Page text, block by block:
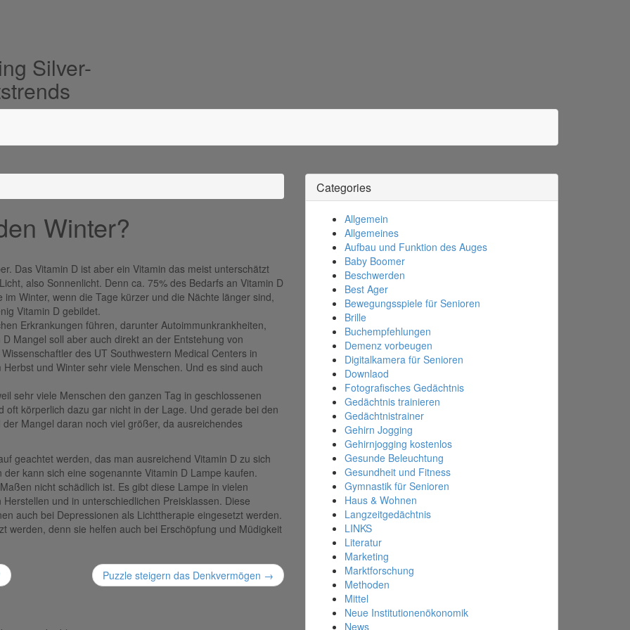
Silver-
Winter?
Das Vitamin D ist aber ein Vitamin das meist unterschätzt
also Sonnenlicht. Denn ca. 75% des Bedarfs an Vitamin D
Winter, wenn die Tage kürzer und die Nächte länger sind,
Vitamin D gebildet.
Erkrankungen führen, darunter Autoimmunkrankheiten,
Mangel soll aber auch direkt an der Entstehung von
des UT Southwestern Medical Centers in
und Winter sehr viele Menschen. Und es sind auch
sehr viele Menschen den ganzen Tag in geschlossenen
körperlich dazu gar nicht in der Lage. Und gerade bei den
Mangel daran noch viel größer, da ausreichendes
geachtet werden, das man ausreichend Vitamin D zu sich
kann sich eine sogenannte Vitamin D Lampe kaufen.
nicht schädlich ist. Es gibt diese Lampe in vielen
und in unterschiedlichen Preisklassen. Diese
auch bei Depressionen als Lichttherapie eingesetzt werden.
werden, denn sie helfen auch bei Erschöpfung und Müdigkeit
Puzzle steigern das Denkvermögen →
Categories
Allgemein
Allgemeines
Aufbau und Funktion des Auges
Baby Boomer
Beschwerden
Best Ager
Bewegungsspiele für Senioren
Brille
Buchempfehlungen
Demenz vorbeugen
Digitalkamera für Senioren
Downlaod
Fotografisches Gedächtnis
Gedächtnis trainieren
Gedächtnistrainer
Gehirn Jogging
Gehirnjogging kostenlos
Gesunde Beleuchtung
Gesundheit und Fitness
Gymnastik für Senioren
Haus & Wohnen
Langzeitgedächtnis
LINKS
Literatur
Marketing
Marktforschung
Methoden
Mittel
Neue Institutionenökonomik
News